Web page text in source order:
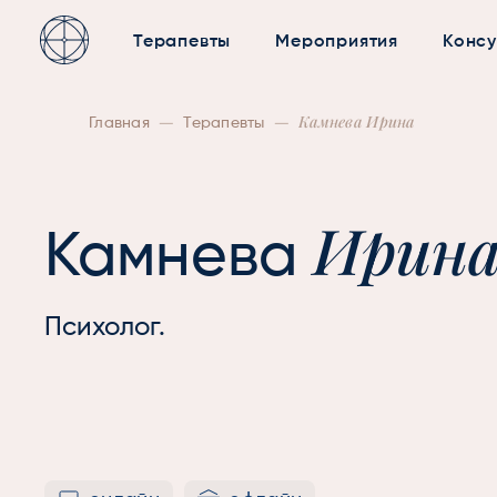
Терапевты Мероприятия
Главная — Терапевты — Камнева Ирина
Камнева
Психолог.